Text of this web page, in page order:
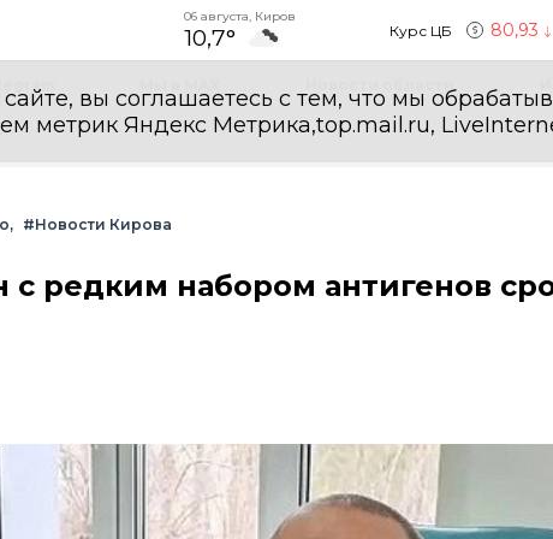
06 августа, Киров
10,7° Курс ЦБ 80,93
вы соглашаетесь с тем, что мы
метрик Яндекс Метрика,top.mail.ru,
#Новости Кирова
редким набором антигенов